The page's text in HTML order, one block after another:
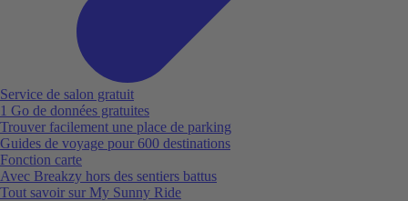
Service de salon gratuit
1 Go de données gratuites
Trouver facilement une place de parking
Guides de voyage pour 600 destinations
Fonction carte
Avec Breakzy hors des sentiers battus
Tout savoir sur My Sunny Ride